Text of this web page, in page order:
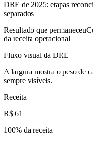
DRE de 2025: etapas
separados
Resultado que permaneceu
da receita operacional
Fluxo visual da DRE
A largura mostra o peso de
sempre visíveis.
Receita
R$ 61
100% da receita